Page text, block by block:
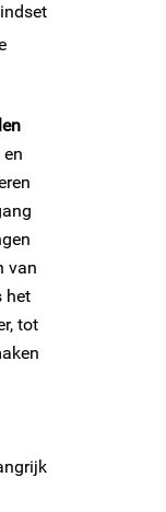
van
het
tot